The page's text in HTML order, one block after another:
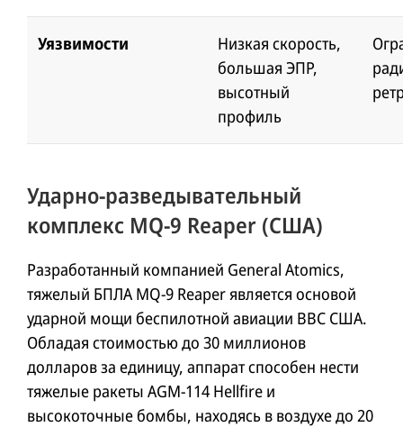
Уязвимости
Низкая скорость,
большая ЭПР,
высотный
профиль
Ударно-разведывательный
комплекс MQ-9 Reaper (США)
Разработанный компанией General Atomics,
тяжелый БПЛА MQ-9 Reaper является основой
ударной мощи беспилотной авиации ВВС США.
Обладая стоимостью до 30 миллионов
долларов за единицу, аппарат способен нести
тяжелые ракеты AGM-114 Hellfire и
высокоточные бомбы, находясь в воздухе до 20